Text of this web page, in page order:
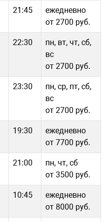
21:45
ежедневно
от 2700 руб.
22:30
пн, вт, чт, сб,
вс
от 2700 руб.
23:30
пн, ср, пт, сб,
вс
от 2700 руб.
19:30
ежедневно
от 7700 руб.
21:00
пн, чт, сб
от 3500 руб.
10:45
ежедневно
от 8000 руб.